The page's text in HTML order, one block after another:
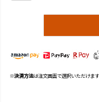
※決済方法は注文画面で選択いただけます